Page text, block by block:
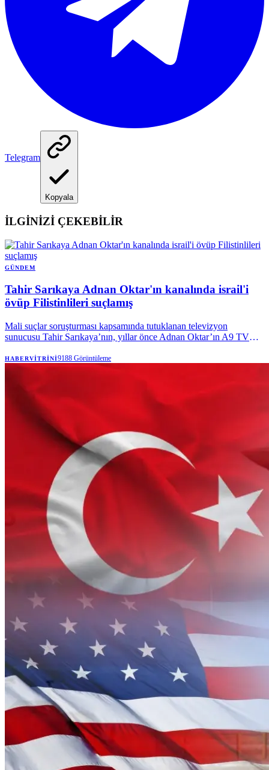
Telegram
Kopyala
İLGİNİZİ ÇEKEBİLİR
GÜNDEM
Tahir Sarıkaya Adnan Oktar'ın kanalında israil'i
övüp Filistinlileri suçlamış
Mali suçlar soruşturması kapsamında tutuklanan televizyon
sunucusu Tahir Sarıkaya’nın, yıllar önce Adnan Oktar’ın A9 TV
yeniden gündeme geldi.
HABERVITRINI9188 Görüntüleme